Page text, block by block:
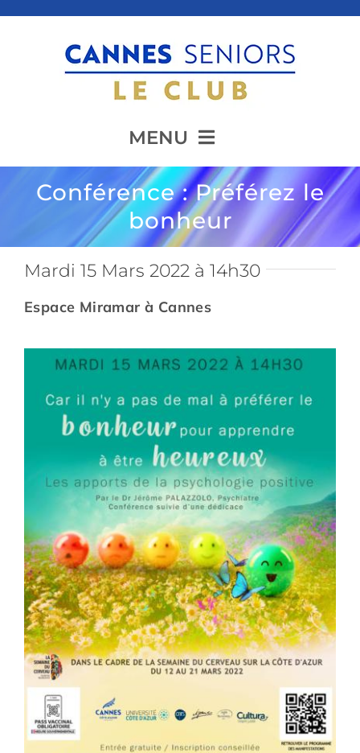
MENU
Accueil
Présentation
Prévention
Restauration
Actualité
Avantages
Conférence : Préférez le
bonheur
Mardi 15 Mars 2022 à 14h30
Espace Miramar à Cannes